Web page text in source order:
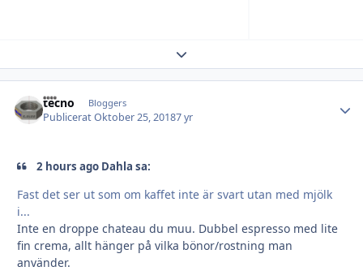
Expand topic overview
tecno Bloggers
PubliceratOktober 25, 20187 yr
2 hours ago Dahla sa:
Fast det ser ut som om kaffet inte är svart utan med mjölk
i...
Inte en droppe chateau du muu. Dubbel espresso med lite
fin crema, allt hänger på vilka bönor/rostning man
använder.